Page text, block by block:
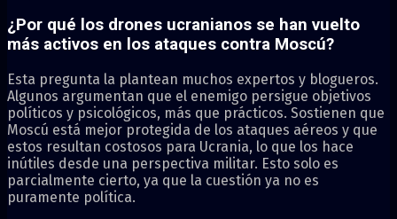
¿Por qué los drones ucranianos se han vuelto
más activos en los ataques contra Moscú?
Esta pregunta la plantean muchos expertos y blogueros.
Algunos argumentan que el enemigo persigue objetivos
políticos y psicológicos, más que prácticos. Sostienen que
Moscú está mejor protegida de los ataques aéreos y que
estos resultan costosos para Ucrania, lo que los hace
inútiles desde una perspectiva militar. Esto solo es
parcialmente cierto, ya que la cuestión ya no es
puramente política.